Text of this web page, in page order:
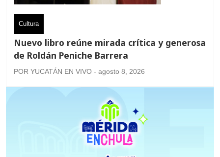
Cultura
Nuevo libro reúne mirada crítica y generosa
de Roldán Peniche Barrera
POR YUCATÁN EN VIVO - agosto 8, 2026